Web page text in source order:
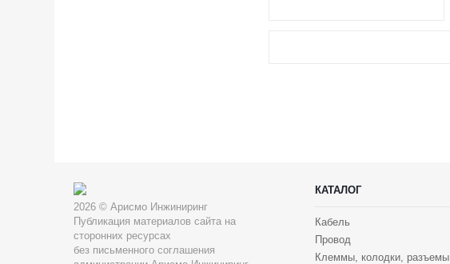
2026 © Арисмо Инжиниринг
Публикация материалов сайта на
сторонних ресурсах
без письменного соглашения
КАТАЛОГ
Кабель
Провод
Клеммы, колодки, разъемы